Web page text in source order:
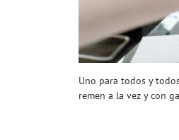
Uno para todos y
remen a la vez y con